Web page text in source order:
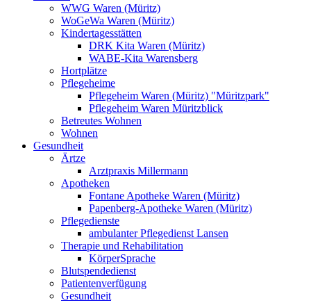
WWG Waren (Müritz)
WoGeWa Waren (Müritz)
Kindertagesstätten
DRK Kita Waren (Müritz)
WABE-Kita Warensberg
Hortplätze
Pflegeheime
Pflegeheim Waren (Müritz) "Müritzpark"
Pflegeheim Waren Müritzblick
Betreutes Wohnen
Wohnen
Gesundheit
Ärtze
Arztpraxis Millermann
Apotheken
Fontane Apotheke Waren (Müritz)
Papenberg-Apotheke Waren (Müritz)
Pflegedienste
ambulanter Pflegedienst Lansen
Therapie und Rehabilitation
KörperSprache
Blutspendedienst
Patientenverfügung
Gesundheit